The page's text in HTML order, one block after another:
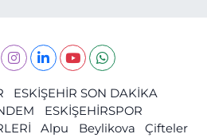
ESKİŞEHİR SON DAKİKA
ESKİŞEHİRSPOR
Alpu Beylikova
Çifteler